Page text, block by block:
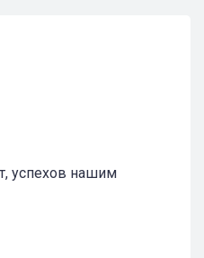
успехов нашим